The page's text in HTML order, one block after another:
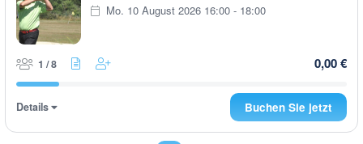
Mo. 10 August 2026 16:00 - 18:00
1 / 8 0,00 €
Details Buchen Sie jetzt